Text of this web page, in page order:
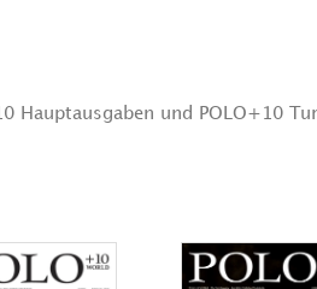
Hauptausgaben und POLO+10